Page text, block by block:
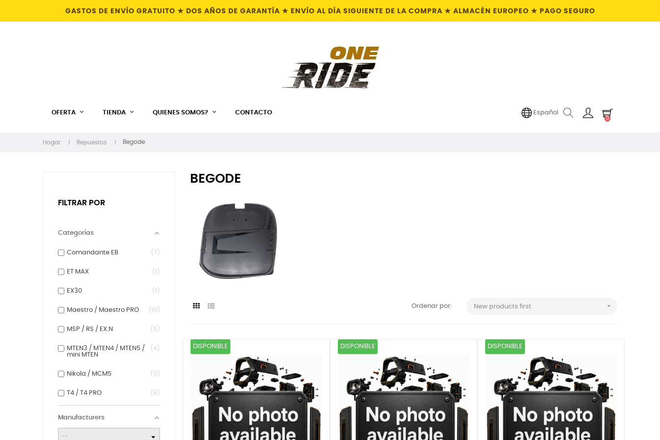
GASTOS DE ENVÍO GRATUITO ★ DOS AÑOS DE GARANTÍA ★ ENVÍO AL DÍA SIGUIENTE DE LA COMPRA ★ ALMACÉN EUROPEO ★ PAGO SEGURO
OFERTA TIENDA QUIENES SOMOS? CONTACTO Español
0
Hogar Repuestos Begode
FILTRAR POR
Categorías
Comandante EB 7
ET MAX 1
EX30 1
Maestro / Maestro PRO 10
MSP / RS / EX.N 5
MTEN3 / MTEN4 / MTEN5 /
mini MTEN
4
Nikola / MCM5 9
T4 / T4 PRO 8
Manufacturers
BEGODE
Ordenar por: New products first 
DISPONIBLE DISPONIBLE DISPONIBLE